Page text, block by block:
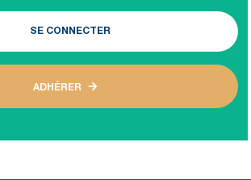
SE CONNECTER
ADHÉRER